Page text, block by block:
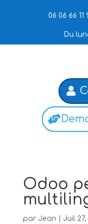
06 06 66 11
Du
Odoo
par Jean Juil